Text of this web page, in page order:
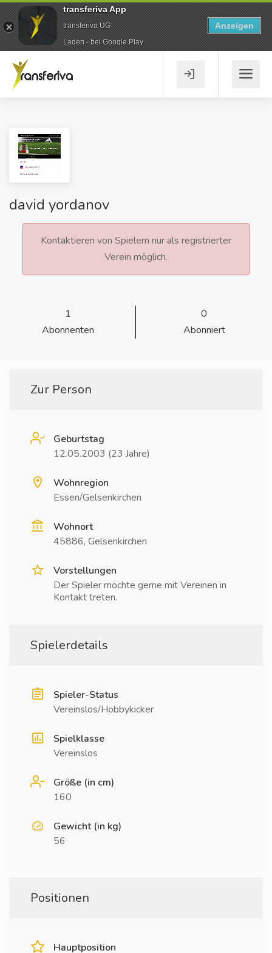
david yordanov
Kontaktieren von Spielern nur als registrierter
Verein möglich.
1
Abonnenten
0
Abonniert
Zur Person
Geburtstag
12.05.2003 (23 Jahre)
Wohnregion
Essen/Gelsenkirchen
Wohnort
45886, Gelsenkirchen
Vorstellungen
Der Spieler möchte gerne mit Vereinen in
Kontakt treten.
Spielerdetails
Spieler-Status
Vereinslos/Hobbykicker
Spielklasse
Vereinslos
Größe (in cm)
160
Gewicht (in kg)
56
Positionen
Hauptposition
transferiva App
transferiva UG
Laden - bei Google Play
Anzeigen